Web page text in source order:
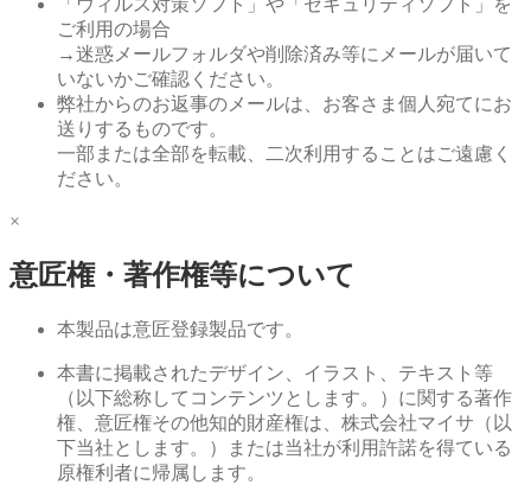
「ウィルス対策ソフト」や「セキュリティソフト」を
ご利用の場合
→迷惑メールフォルダや削除済み等にメールが届いて
いないかご確認ください。
弊社からのお返事のメールは、お客さま個人宛てにお
送りするものです。
一部または全部を転載、二次利用することはご遠慮く
ださい。
×
意匠権・著作権等について
本製品は意匠登録製品です。
本書に掲載されたデザイン、イラスト、テキスト等
（以下総称してコンテンツとします。）に関する著作
権、意匠権その他知的財産権は、株式会社マイサ（以
下当社とします。）または当社が利用許諾を得ている
原権利者に帰属します。